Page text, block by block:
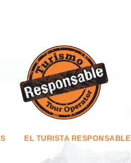
EL TURISTA RESPONSABLE